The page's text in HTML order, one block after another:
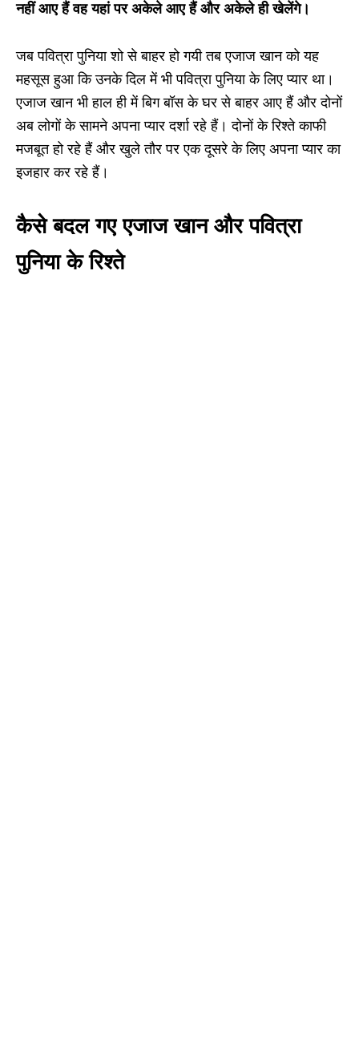
नहीं आए हैं वह यहां पर अकेले आए हैं और अकेले ही खेलेंगे।
जब पवित्रा पुनिया शो से बाहर हो गयी तब एजाज खान को यह
महसूस हुआ कि उनके दिल में भी पवित्रा पुनिया के लिए प्यार था।
एजाज खान भी हाल ही में बिग बॉस के घर से बाहर आए हैं और दोनों
अब लोगों के सामने अपना प्यार दर्शा रहे हैं। दोनों के रिश्ते काफी
मजबूत हो रहे हैं और खुले तौर पर एक दूसरे के लिए अपना प्यार का
इजहार कर रहे हैं।
कैसे बदल गए एजाज खान और पवित्रा
पुनिया के रिश्ते